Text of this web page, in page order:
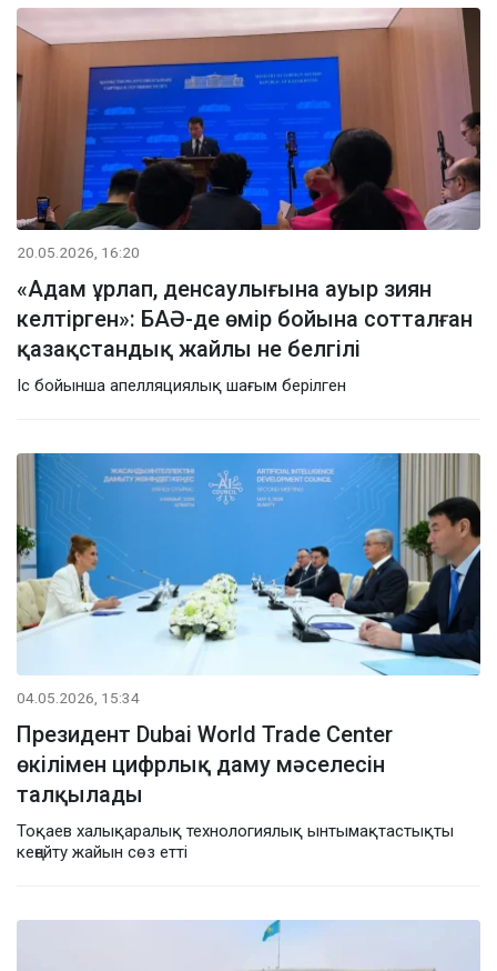
20.05.2026, 16:20
«Адам ұрлап, денсаулығына ауыр зиян
келтірген»: БАӘ-де өмір бойына сотталған
қазақстандық жайлы не белгілі
Іс бойынша апелляциялық шағым берілген
04.05.2026, 15:34
Президент Dubai World Trade Center
өкілімен цифрлық даму мәселесін
талқылады
Тоқаев халықаралық технологиялық ынтымақтастықты
кеңейту жайын сөз етті